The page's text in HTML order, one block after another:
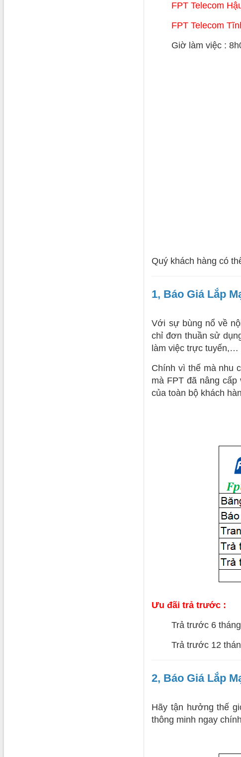
FPT Telecom
FPT Telecom
Giờ làm việc :
Quý khách hàng có
1, Báo Giá Lắp
Với sự bùng nổ về
chỉ đơn thuần sử
làm việc trực
Chính vì thế mà nhu
mà FPT đã nâng
của toàn bộ khách
Ưu đãi trả trước :
Trả trước 6
Trả trước 12
2, Báo Giá Lắp
Hãy tận hưởng thế
thông minh ngay